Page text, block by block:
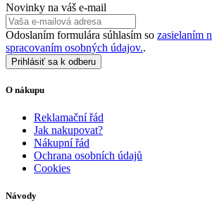
Novinky na váš e-mail
Odoslaním formulára súhlasím so zasielaním
spracovaním osobných údajov..
Prihlásiť sa k odberu
O nákupu
Reklamační řád
Jak nakupovat?
Nákupní řád
Ochrana osobních údajů
Cookies
Návody